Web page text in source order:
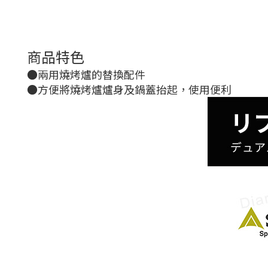
商品特色
●兩用燒烤爐的替換配件
●方便將燒烤爐爐身及鍋蓋抬起，使用便利